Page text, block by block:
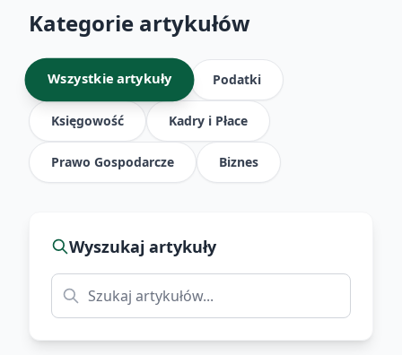
Kategorie artykułów
Wszystkie artykuły Podatki
Księgowość Kadry i Płace
Prawo Gospodarcze Biznes
Wyszukaj artykuły